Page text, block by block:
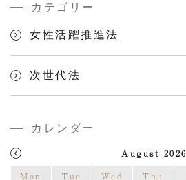
カテゴリー
女性活躍推進法
次世代法
カレンダー
August 2026
Mon
Tue Wed Thu